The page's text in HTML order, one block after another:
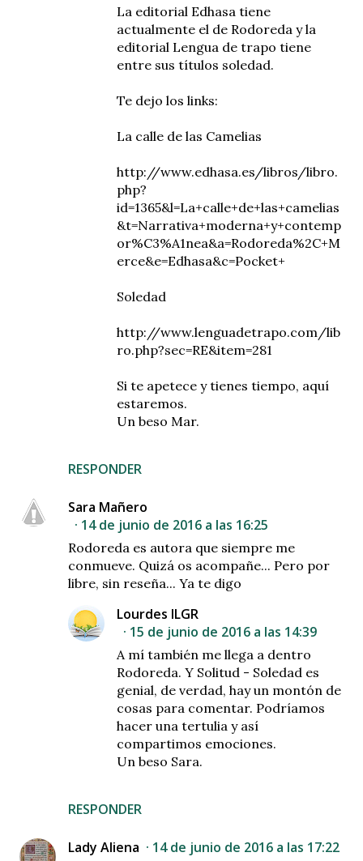
RESPONDER
La editorial Edhasa tiene
actualmente el de Rodoreda y la
editorial Lengua de trapo tiene
entre sus títulos soledad.
Te dejo los links:
La calle de las Camelias
http://www.edhasa.es/libros/libro.
php?
id=1365&l=La+calle+de+las+camelias
&t=Narrativa+moderna+y+contemp
or%C3%A1nea&a=Rodoreda%2C+M
erce&e=Edhasa&c=Pocket+
Soledad
http://www.lenguadetrapo.com/lib
ro.php?sec=RE&item=281
Si te apetece y tienes tiempo, aquí
estaremos.
Un beso Mar.
Sara Mañero
14 de junio de 2016 a las 16:25
Rodoreda es autora que siempre me
conmueve. Quizá os acompañe... Pero por
libre, sin reseña... Ya te digo
RESPONDER
Lourdes ILGR
15 de junio de 2016 a las 14:39
A mí también me llega a dentro
Rodoreda. Y Solitud - Soledad es
genial, de verdad, hay un montón de
cosas para comentar. Podríamos
hacer una tertulia y así
compartimos emociones.
Un beso Sara.
Lady Aliena 14 de junio de 2016 a las 17:22